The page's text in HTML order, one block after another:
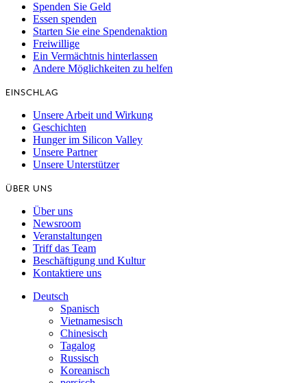
Spenden Sie Geld
Essen spenden
Starten Sie eine Spendenaktion
Freiwillige
Ein Vermächtnis hinterlassen
Andere Möglichkeiten zu helfen
EINSCHLAG
Unsere Arbeit und Wirkung
Geschichten
Hunger im Silicon Valley
Unsere Partner
Unsere Unterstützer
ÜBER UNS
Über uns
Newsroom
Veranstaltungen
Triff das Team
Beschäftigung und Kultur
Kontaktiere uns
Deutsch
Spanisch
Vietnamesisch
Chinesisch
Tagalog
Russisch
Koreanisch